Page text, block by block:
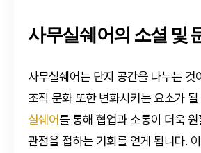
사무실쉐어의 소셜 및
사무실쉐어는 단지 공간을 나누는 것
조직 문화 또한 변화시키는 요소가
실쉐어를 통해 협업과 소통이 더욱
관점을 접하는 기회를 얻게 됩니다.